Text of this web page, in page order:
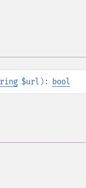
$url ): bool